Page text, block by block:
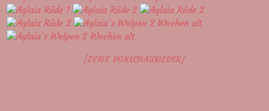
[ZEIGE VORSCHAUBILDER]